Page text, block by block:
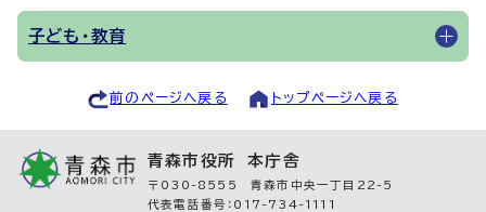
子ども・教育
前のページへ戻る トップページへ戻る
青森市役所 本庁舎
〒030-8555 青森市中央一丁目22-5
代表電話番号：017-734-1111